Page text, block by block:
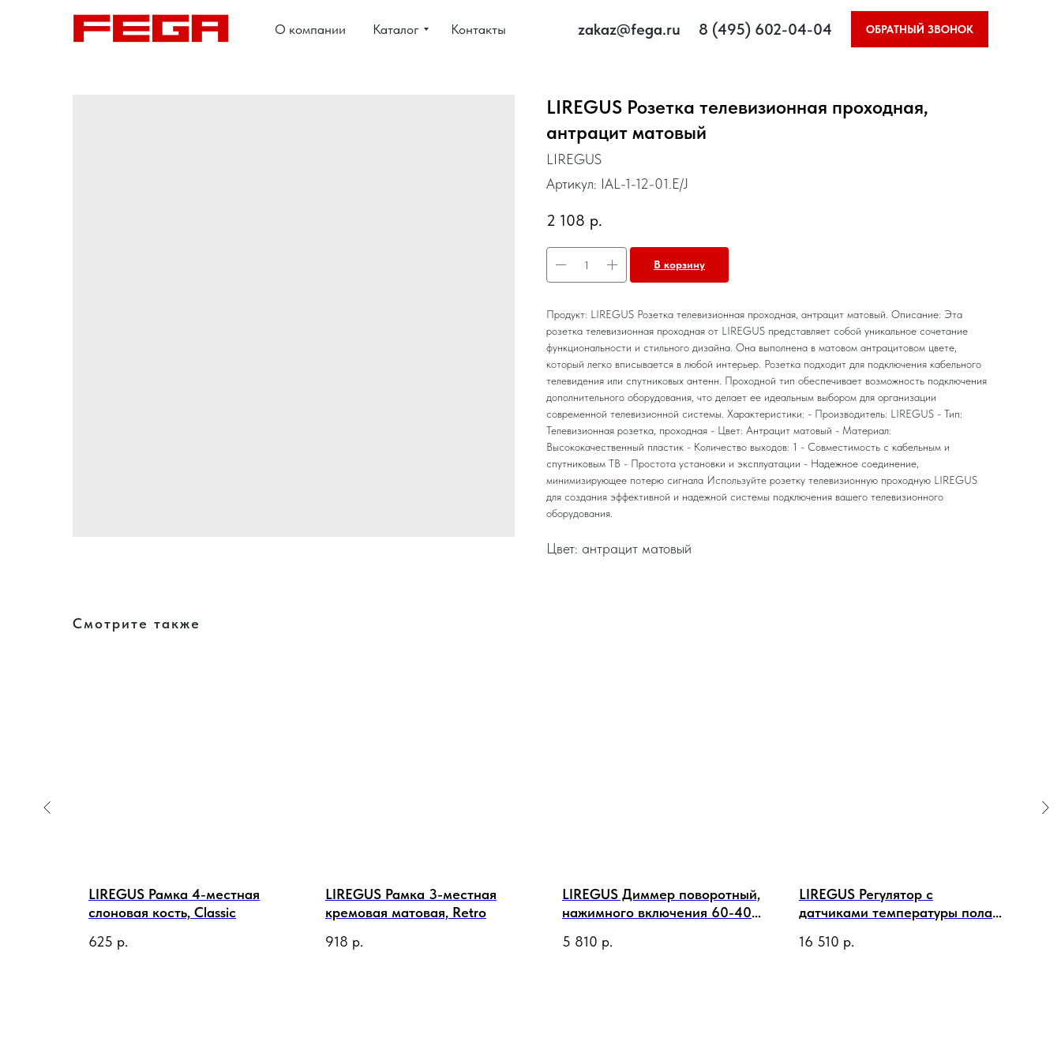
ОБРАТНЫЙ ЗВОНОК
zakaz@fega.ru
Контакты
О компании Каталог 8 (495) 602-04-04
LIREGUS Розетка телевизионная проходная,
антрацит матовый
LIREGUS
Артикул: IAL-1-12-01.E/J
2 108 р.
В корзину
Продукт: LIREGUS Розетка телевизионная проходная, антрацит матовый. Описание: Эта
розетка телевизионная проходная от LIREGUS представляет собой уникальное сочетание
функциональности и стильного дизайна. Она выполнена в матовом антрацитовом цвете,
который легко вписывается в любой интерьер. Розетка подходит для подключения кабельного
телевидения или спутниковых антенн. Проходной тип обеспечивает возможность подключения
дополнительного оборудования, что делает ее идеальным выбором для организации
современной телевизионной системы. Характеристики: - Производитель: LIREGUS - Тип:
Телевизионная розетка, проходная - Цвет: Антрацит матовый - Материал:
Высококачественный пластик - Количество выходов: 1 - Совместимость с кабельным и
спутниковым ТВ - Простота установки и эксплуатации - Надежное соединение,
минимизирующее потерю сигнала Используйте розетку телевизионную проходную LIREGUS
для создания эффективной и надежной системы подключения вашего телевизионного
оборудования.
Цвет: антрацит матовый
Смотрите также
LIREGUS Рамка 4-местная
слоновая кость, Classic
625 р.
LIREGUS Рамка 3-местная
кремовая матовая, Retro
918 р.
LIREGUS Диммер поворотный,
нажимного включения 60-400
5 810 р.
LIREGUS Регулятор с
датчиками температуры пола и
программируемый, белый
16 510 р.